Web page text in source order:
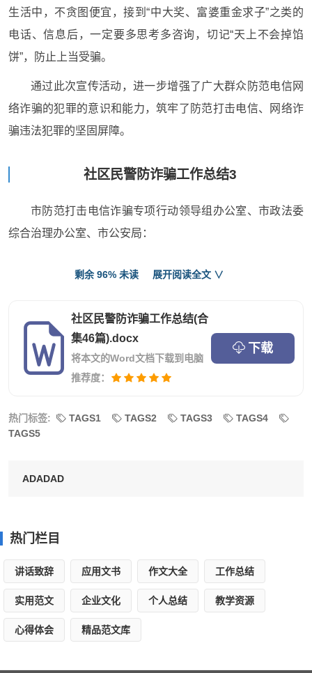
生活中，不贪图便宜，接到“中大奖、富婆重金求子”之类的
电话、信息后，一定要多思考多咨询，切记“天上不会掉馅
饼”，防止上当受骗。
通过此次宣传活动，进一步增强了广大群众防范电信网
络诈骗的犯罪的意识和能力，筑牢了防范打击电信、网络诈
骗违法犯罪的坚固屏障。
社区民警防诈骗工作总结3
市防范打击电信诈骗专项行动领导组办公室、市政法委
综合治理办公室、市公安局：
活动综合治理等部门联合专项行动，公司党委以高度负责任
的态度，从维护广大人民群众根本利益出发，保护人民群众
切身利益为基础，本着行业部门技术业务特征为着力点，各
办法与技术措施，全面落实了打击治理活动，竭力推动了活
动有效开展，效果显著，成绩裴然。
击防范电信诈骗综合治理有效性和组织保障，及时转发并制
定了具体的打击信息诈骗行动方案与措施，严格按照市委和
政发委和上级主管部门会议精神和行动方案要求，规定内容
不走样，在自主安排的内容中，我们措施紧密结合通信信息
支撑和技术优势，做出了既有行业特征进行治理，又通过对
剩余 96% 未读 展开阅读全文 ∨
社区民警防诈骗工作总结(合
集46篇).docx
将本文的Word文档下载到电脑
推荐度：
下载
热门标签: TAGS1 TAGS2 TAGS3
TAGS4
TAGS5
ADADAD
热门栏目
讲话致辞 应用文书 作文大全 工作总结
实用范文 企业文化 个人总结 教学资源
心得体会 精品范文库